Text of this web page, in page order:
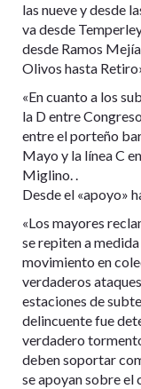
las nueve y desde
va desde
desde Ramos
Olivos hasta
«En cuanto a los
la D entre
entre el porteño
Mayo y la línea C
Miglino. .
Desde el «apoyo»
«Los mayores
se repiten a
movimiento en
verdaderos
estaciones de
delincuente fue
verdadero
deben soportar
se apoyan sobre el